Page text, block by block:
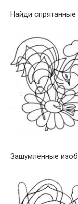
Найди
Зашумлённые